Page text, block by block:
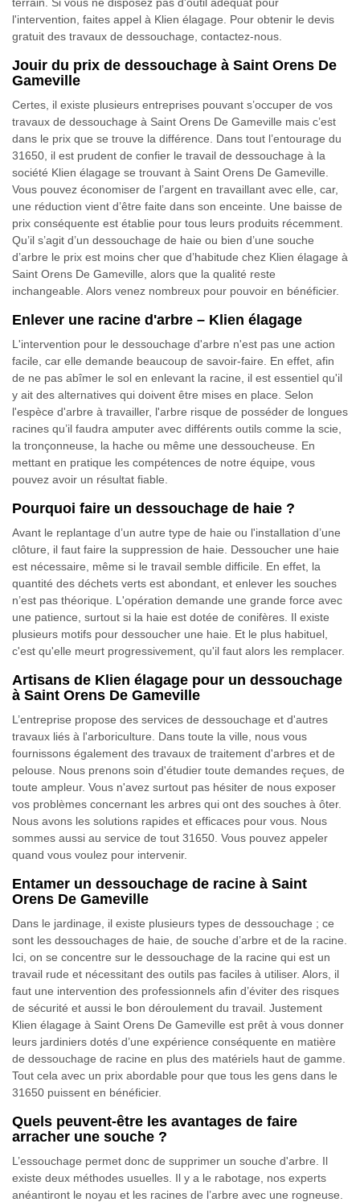
l'intervention, faites appel à Klien élagage. Pour obtenir le devis
gratuit des travaux de dessouchage, contactez-nous.
Jouir du prix de dessouchage à Saint Orens De
Gameville
Certes, il existe plusieurs entreprises pouvant s’occuper de vos
travaux de dessouchage à Saint Orens De Gameville mais c’est
dans le prix que se trouve la différence. Dans tout l’entourage du
31650, il est prudent de confier le travail de dessouchage à la
société Klien élagage se trouvant à Saint Orens De Gameville.
Vous pouvez économiser de l’argent en travaillant avec elle, car,
une réduction vient d’être faite dans son enceinte. Une baisse de
prix conséquente est établie pour tous leurs produits récemment.
Qu’il s’agit d’un dessouchage de haie ou bien d’une souche
d’arbre le prix est moins cher que d’habitude chez Klien élagage à
Saint Orens De Gameville, alors que la qualité reste
inchangeable. Alors venez nombreux pour pouvoir en bénéficier.
Enlever une racine d'arbre – Klien élagage
L'intervention pour le dessouchage d'arbre n'est pas une action
facile, car elle demande beaucoup de savoir-faire. En effet, afin
de ne pas abîmer le sol en enlevant la racine, il est essentiel qu'il
y ait des alternatives qui doivent être mises en place. Selon
l'espèce d'arbre à travailler, l'arbre risque de posséder de longues
racines qu’il faudra amputer avec différents outils comme la scie,
la tronçonneuse, la hache ou même une dessoucheuse. En
mettant en pratique les compétences de notre équipe, vous
pouvez avoir un résultat fiable.
Pourquoi faire un dessouchage de haie ?
Avant le replantage d’un autre type de haie ou l'installation d’une
clôture, il faut faire la suppression de haie. Dessoucher une haie
est nécessaire, même si le travail semble difficile. En effet, la
quantité des déchets verts est abondant, et enlever les souches
n’est pas théorique. L'opération demande une grande force avec
une patience, surtout si la haie est dotée de conifères. Il existe
plusieurs motifs pour dessoucher une haie. Et le plus habituel,
c'est qu'elle meurt progressivement, qu'il faut alors les remplacer.
Artisans de Klien élagage pour un dessouchage
à Saint Orens De Gameville
L’entreprise propose des services de dessouchage et d'autres
travaux liés à l'arboriculture. Dans toute la ville, nous vous
fournissons également des travaux de traitement d'arbres et de
pelouse. Nous prenons soin d'étudier toute demandes reçues, de
toute ampleur. Vous n'avez surtout pas hésiter de nous exposer
vos problèmes concernant les arbres qui ont des souches à ôter.
Nous avons les solutions rapides et efficaces pour vous. Nous
sommes aussi au service de tout 31650. Vous pouvez appeler
quand vous voulez pour intervenir.
Entamer un dessouchage de racine à Saint
Orens De Gameville
Dans le jardinage, il existe plusieurs types de dessouchage ; ce
sont les dessouchages de haie, de souche d’arbre et de la racine.
Ici, on se concentre sur le dessouchage de la racine qui est un
travail rude et nécessitant des outils pas faciles à utiliser. Alors, il
faut une intervention des professionnels afin d’éviter des risques
de sécurité et aussi le bon déroulement du travail. Justement
Klien élagage à Saint Orens De Gameville est prêt à vous donner
leurs jardiniers dotés d’une expérience conséquente en matière
de dessouchage de racine en plus des matériels haut de gamme.
Tout cela avec un prix abordable pour que tous les gens dans le
31650 puissent en bénéficier.
Quels peuvent-être les avantages de faire
arracher une souche ?
L’essouchage permet donc de supprimer un souche d'arbre. Il
existe deux méthodes usuelles. Il y a le rabotage, nos experts
anéantiront le noyau et les racines de l’arbre avec une rogneuse.